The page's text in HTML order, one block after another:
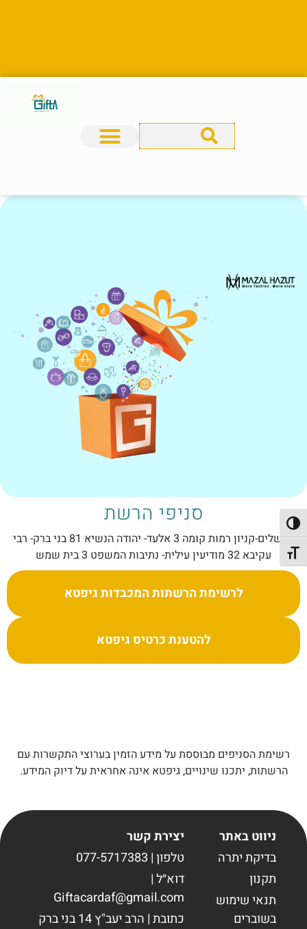
הפעל/כבה ניגודיות גבוהה
מתג גודל גופן
סניפי הרשת
ירושלים-קניון רמות קומה 3 אלעד- יהודה הנשיא 81 בני ברק- רבי
עקיבא 32 מודיעין עילית- נתיבות המשפט 3 בית שמש
לרשימת הרשתות המכבדות גיפטא
להטענת כרטיס גיפטא
רשימת הסניפים מבוססת על מידע הזמין בערוצי התקשרות עם
הרשתות, יתכנו שינויים, גיפטא אינה אחראית על דיוק המידע.
ניווט באתר
בדיקת יתרה
תקנון
תנאי שימוש
בשוברים
יצירת קשר
טלפון | 077-5717383
דוא״ל |
Giftacardaf@gmail.com
כתובת | הרב יעב"ץ 14 בני ברק